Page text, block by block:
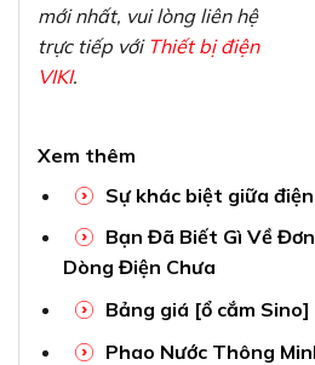
mới nhất, vui lòng liên hệ
trực tiếp với Thiết bị điện
VIKI.
Xem thêm
Sự khác biệt giữa
Bạn Đã Biết Gì Về
Dòng Điện Chưa
Bảng giá [ổ cắm
Phao Nước Thông